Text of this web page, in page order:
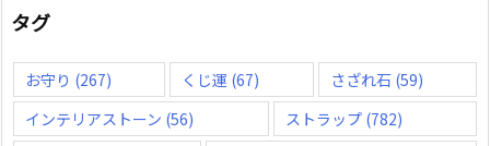
タグ
お守り (267) くじ運 (67) さざれ石 (59)
インテリアストーン (56) ストラップ(782)